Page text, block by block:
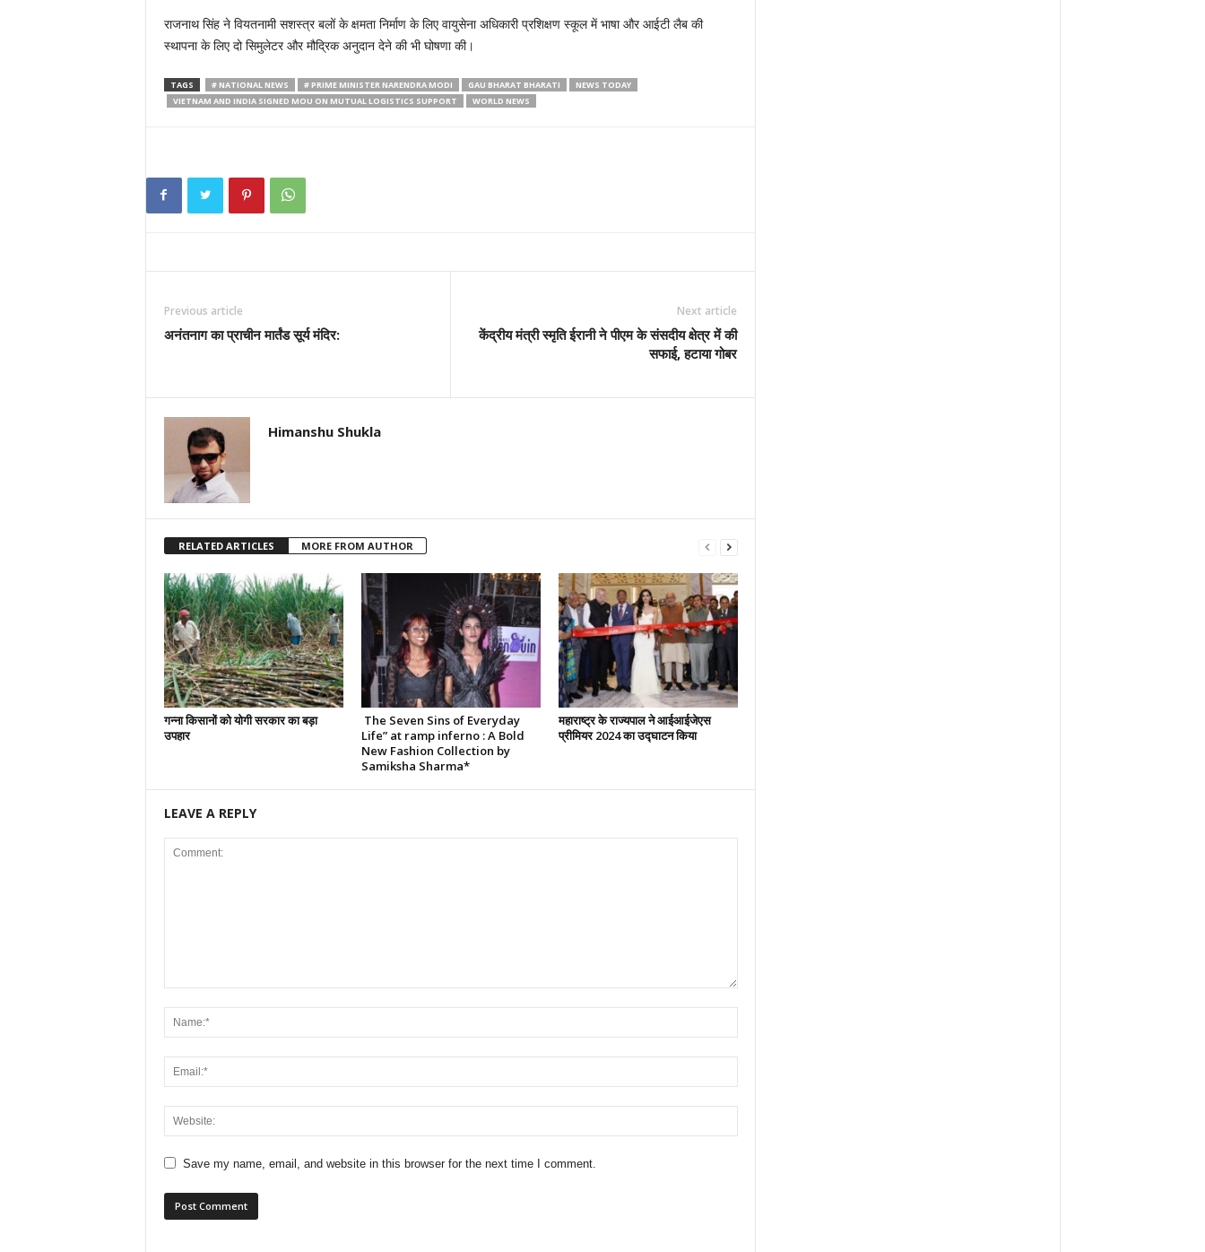
राजनाथ सिंह ने वियतनामी सशस्त्र बलों के क्षमता निर्माण के लिए वायुसेना अधिकारी प्रशिक्षण स्कूल में भाषा और आईटी लैब की
स्थापना के लिए दो सिमुलेटर और मौद्रिक अनुदान देने की भी घोषणा की।
TAGS # NATIONAL NEWS # PRIME MINISTER NARENDRA MODI GAU BHARAT BHARATI
NEWS TODAY
VIETNAM AND INDIA SIGNED MOU ON MUTUAL LOGISTICS SUPPORT
WORLD NEWS
Previous article
अनंतनाग का प्राचीन मार्तंड सूर्य मंदिर:
Next article
केंद्रीय मंत्री स्मृति ईरानी ने पीएम के संसदीय क्षेत्र में की
सफाई, हटाया गोबर
Himanshu Shukla
RELATED ARTICLES MORE FROM AUTHOR
गन्ना किसानों को योगी सरकार का बड़ा
उपहार
The Seven Sins of Everyday
Life” at ramp inferno : A Bold
New Fashion Collection by
Samiksha Sharma*
महाराष्ट्र के राज्यपाल ने आईआईजेएस
प्रीमियर 2024 का उद्घाटन किया
LEAVE A REPLY
Save my name, email, and website in this browser for the next time I comment.